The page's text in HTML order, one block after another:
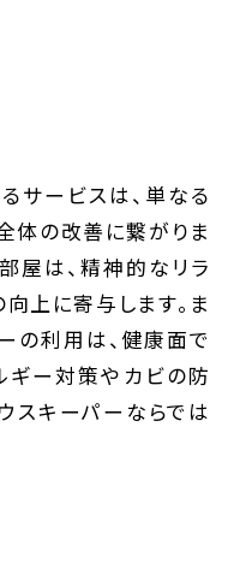
サービスは、単なる
体の改善に繋がりま
屋は、精神的なリラ
上に寄与します。ま
の利用は、健康面で
ギー対策やカビの防
スキーパーならでは